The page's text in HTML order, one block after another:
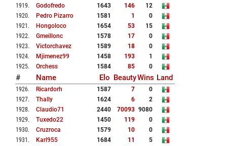
1919. Godofredo 1643 146
12
1920. Pedro Pizarro 1581 1
0
1921 . Hongoloco 1654 53
15
1922. Gmeillonc 1578 17
0
1923. Victorchavez 1589 18
0
1924. Mjimenez99 1458 193
1
1925. Orchess 1584 85 0
# Name Elo BeautyWins Land
1926. Ricardorh 1587 7
0
1927. Thally 1624 6
2
1928. Claudio71 2440 70093 9080
1929. Tuxedo22 1450 119
0
1930. Cruzroca 1579 10
0
1931 . Karl955 1684 11
5